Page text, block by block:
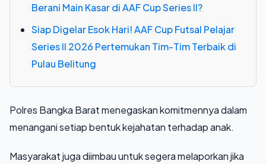
Berani Main Kasar di AAF Cup Series II?
Siap Digelar Esok Hari! AAF Cup Futsal Pelajar
Series II 2026 Pertemukan Tim-Tim Terbaik di
Pulau Belitung
Polres Bangka Barat menegaskan komitmennya dalam
menangani setiap bentuk kejahatan terhadap anak.
Masyarakat juga diimbau untuk segera melaporkan jika